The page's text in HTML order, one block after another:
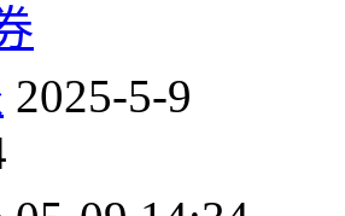
2025-5-9